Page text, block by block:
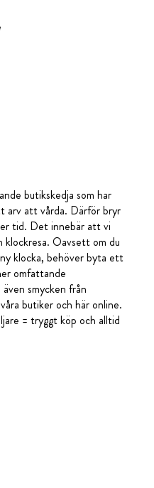
butikskedja som har
arv att vårda. Därför bryr
tid. Det innebär att vi
klockresa. Oavsett om du
klocka, behöver byta ett
omfattande
smycken från
butiker och här online.
= tryggt köp och alltid